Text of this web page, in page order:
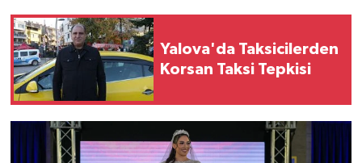
Yalova'da Taksicilerden
Korsan Taksi Tepkisi